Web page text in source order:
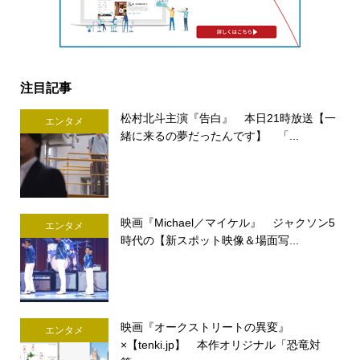
注目記事
エンタメ
松村北斗主演『告白』 本日21時放送【一
緒に来るの夢だったんです】 「...
エンタメ
映画『Michael／マイケル』 ジャクソン5
時代の【新スポット映像＆場面写...
エンタメ
映画『オークストリートの異変』
×【tenki.jp】 本作オリジナル「恐竜対